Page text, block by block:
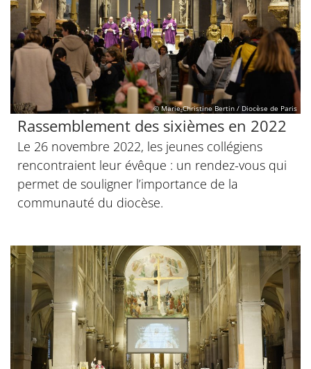
© Marie-Christine Bertin / Diocèse de Paris
Rassemblement des sixièmes en 2022
Le 26 novembre 2022, les jeunes collégiens
rencontraient leur évêque : un rendez-vous qui
permet de souligner l’importance de la
communauté du diocèse.